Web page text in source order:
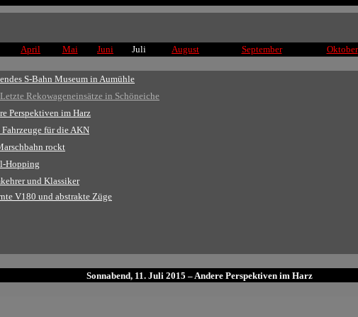
April Mai Juni Juli August September Oktober
S-Bahn Museum in Aumühle
Rekowageneinsätze in Schöneiche
Perspektiven im Harz
für die AKN
rockt
Hopping
und Klassiker
V180 und abstrakte Züge
Sonnabend, 11. Juli 2015 – Andere Perspektiven im Harz